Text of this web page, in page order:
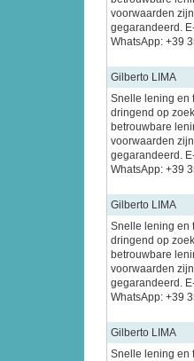
voorwaarden
gegarandeerd.
WhatsApp: +39
Gilberto LIMA
Snelle lening en
dringend op
betrouwbare
voorwaarden
gegarandeerd.
WhatsApp: +39
Gilberto LIMA
Snelle lening en
dringend op
betrouwbare
voorwaarden
gegarandeerd.
WhatsApp: +39
Gilberto LIMA
Snelle lening en